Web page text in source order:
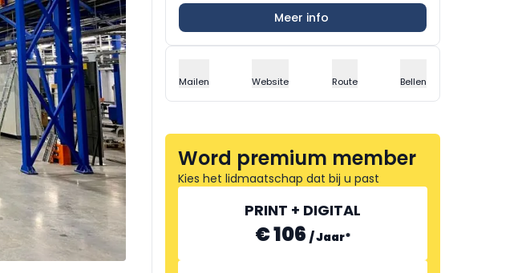
Meer info
Mailen Website Route Bellen
Word premium member
Kies het lidmaatschap dat bij u past
PRINT + DIGITAL
€ 106 /Jaar*